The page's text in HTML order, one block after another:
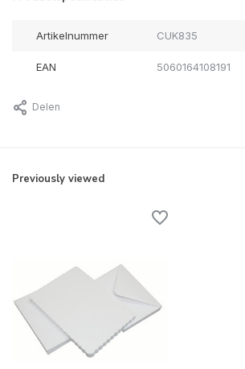
Artikelnummer CUK835
EAN 5060164108191
Delen
Previously viewed